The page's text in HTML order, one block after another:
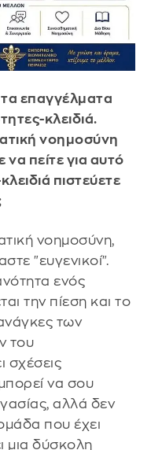
επαγγέλματα
κλειδιά.
νοημοσύνη
να πείτε για αυτό
πιστεύετε
νοημοσύνη,
"ευγενικοί".
ενός
την πίεση και το
των
του
σχέσεις
να σου
αλλά δεν
που έχει
μια δύσκολη